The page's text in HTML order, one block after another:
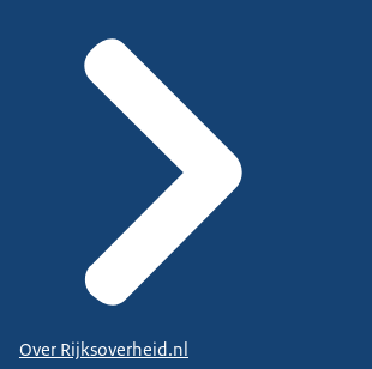
Over Rijksoverheid.nl